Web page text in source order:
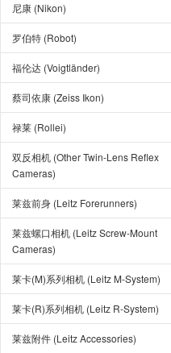
尼康 (Nikon)
罗伯特 (Robot)
福伦达 (Voigtländer)
蔡司依康 (Zeiss Ikon)
禄莱 (Rollei)
双反相机 (Other Twin-Lens Reflex
Cameras)
莱兹前身 (Leitz Forerunners)
莱兹螺口相机 (Leitz Screw-Mount
Cameras)
莱卡(M)系列相机 (Leitz M-System)
莱卡(R)系列相机 (Leitz R-System)
莱兹附件 (Leitz Accessories)